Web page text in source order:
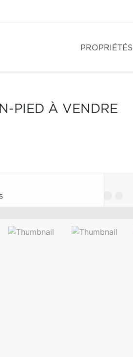
PROPRIÉTÉS
PIED À VENDRE